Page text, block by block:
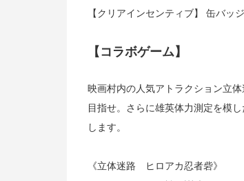
【クリアインセンティブ】 缶バッジ
【コラボゲーム】
映画村内の人気アトラクション立
目指せ。さらに雄英体力測定を模
します。
《立体迷路 ヒロアカ忍者砦》